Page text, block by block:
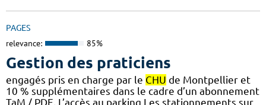
PAGES
relevance: 85%
Gestion des praticiens
engagés pris en charge par le CHU de Montpellier et
10 % supplémentaires dans le cadre d’un abonnement
TaM / PDE. L’accès au parking Les stationnements sur